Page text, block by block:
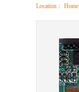
Location： Home